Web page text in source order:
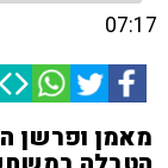
07:17
מאמן ופרשן